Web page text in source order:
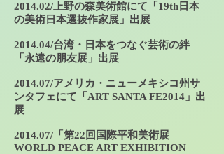
2014.02/上野の森美術館にて「19th日本
の美術日本選抜作家展」出展
2014.04/台湾・日本をつなぐ芸術の絆
「永遠の朋友展」出展
2014.07/アメリカ・ニューメキシコ州サ
ンタフェにて「ART SANTA FE2014」出
展
2014.07/「第22回国際平和美術展
WORLD PEACE ART EXHIBITION